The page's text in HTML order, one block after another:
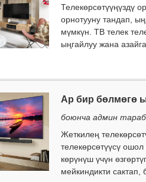
Телекөрсөтүүңүздү
орнотууну тандап,
мүмкүн. ТВ телек
ыңгайлуу жана
Ар бир бөлмөгө
боюнча админ
Жеткилең
телекөрсөтүүсү
көрүнүш үчүн
мейкиндикти сактап,